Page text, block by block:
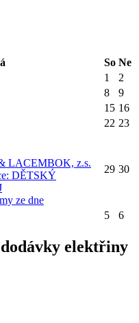
So Ne
1
2
8
9
15 16
22 23
LACEMBOK, z.s.
DĚTSKÝ
ze dne
29 30
5 6
elektřiny